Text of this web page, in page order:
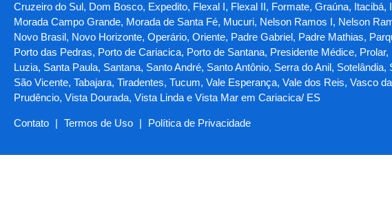
Cruzeiro do Sul, Dom Bosco, Expedito, Flexal I, Flexal II, Formate, Graúna,
Morada Campo Grande, Morada de Santa Fé, Mucuri, Nelson Ramos I, Nelson
Novo Brasil, Novo Horizonte, Operário, Oriente, Padre Gabriel, Padre Mathias,
Porto das Pedras, Porto de Cariacica, Porto de Santana, Presidente Médice,
Luzia, Santa Paula, Santana, Santo André, Santo Antônio, Serra do Anil,
São Vicente, Tabajara, Tiradentes, Tucum, Vale Esperança, Vale dos Reis, Vasco
Prudêncio, Vista Dourada, Vista Linda e Vista Mar em Cariacica/ ES
Contato | Termos de Uso | Política de Privacidade